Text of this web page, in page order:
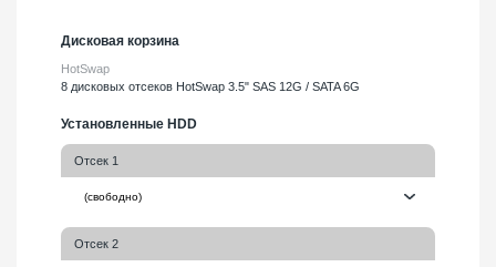
Дисковая корзина
HotSwap
8 дисковых отсеков HotSwap 3.5" SAS 12G / SATA 6G
Установленные HDD
Отсек 1
Отсек 2